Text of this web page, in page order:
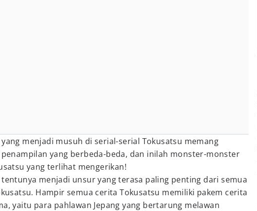
menjadi musuh di serial-serial Tokusatsu memang
yang berbeda-beda, dan inilah monster-monster
yang terlihat mengerikan!
menjadi unsur yang terasa paling penting dari semua
Hampir semua cerita Tokusatsu memiliki pakem cerita
yaitu para pahlawan Jepang yang bertarung melawan